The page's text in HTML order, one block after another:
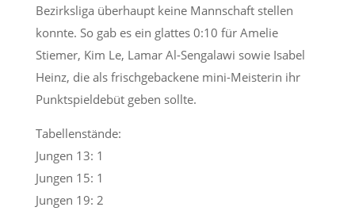
Bezirksliga überhaupt keine Mannschaft stellen
konnte. So gab es ein glattes 0:10 für Amelie
Stiemer, Kim Le, Lamar Al-Sengalawi sowie Isabel
Heinz, die als frischgebackene mini-Meisterin ihr
Punktspieldebüt geben sollte.
Tabellenstände:
Jungen 13: 1
Jungen 15: 1
Jungen 19: 2